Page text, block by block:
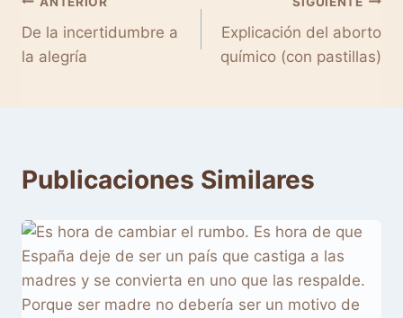
Navegación
de
De la incertidumbre a
la alegría
Explicación del aborto
químico (con pastillas)
Publicaciones Similares